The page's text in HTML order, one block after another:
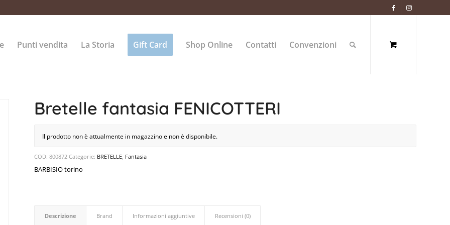
Punti vendita La Storia Gift Card Shop Online Contatti Convenzioni
Bretelle fantasia FENICOTTERI
Il prodotto non è attualmente in magazzino e non è disponibile.
COD:800872 Categorie: BRETELLE, Fantasia
BARBISIO torino
Descrizione Brand Informazioni aggiuntive Recensioni (0)